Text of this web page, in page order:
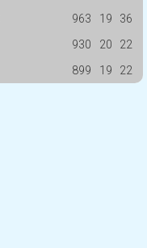
963 19
36
930 20
22
899 19 22